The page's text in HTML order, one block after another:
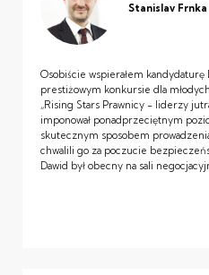
Stanislav Frnka
Osobiście wspierałem kandydaturę
prestiżowym konkursie dla
„Rising Stars Prawnicy - liderzy
imponował ponadprzeciętnym
skutecznym sposobem
chwalili go za poczucie
Dawid był obecny na sali